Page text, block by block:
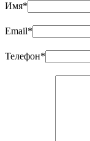
Имя*
Email*
Телефон*